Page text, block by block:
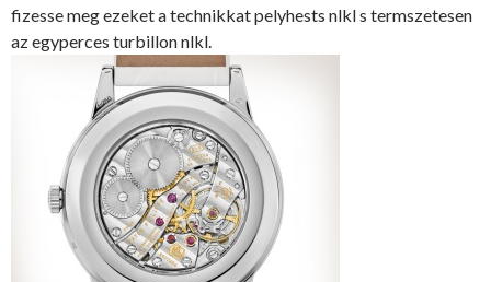
fizesse meg ezeket a technikkat pelyhests nlkl s termszetesen
az egyperces turbillon nlkl.